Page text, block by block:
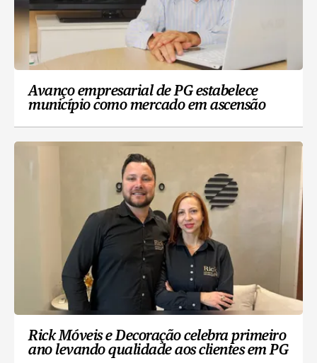
Avanço empresarial de PG estabelece
município como mercado em ascensão
Rick Móveis e Decoração celebra primeiro
ano levando qualidade aos clientes em PG